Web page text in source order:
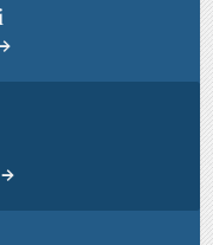
→